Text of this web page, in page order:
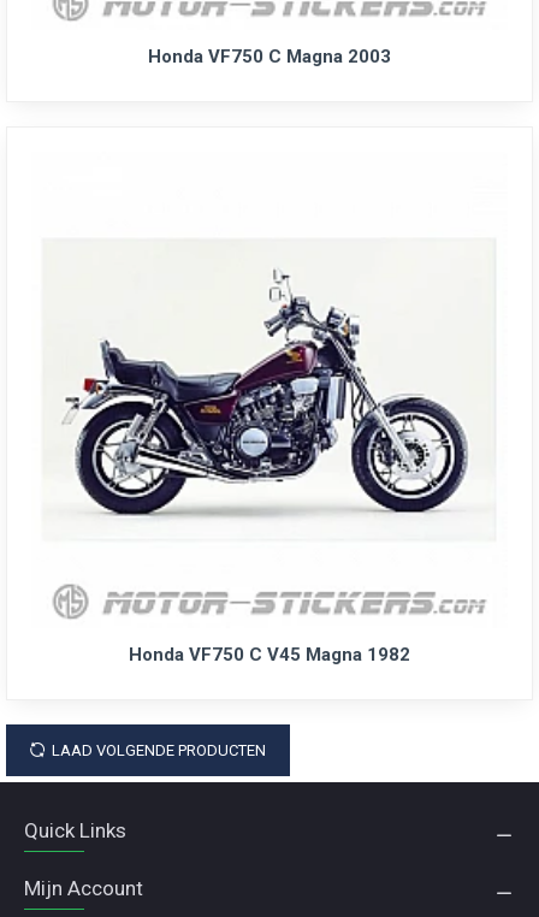
Honda VF750 C Magna 2003
Honda VF750 C V45 Magna 1982
LAAD VOLGENDE PRODUCTEN
Quick Links
Mijn Account